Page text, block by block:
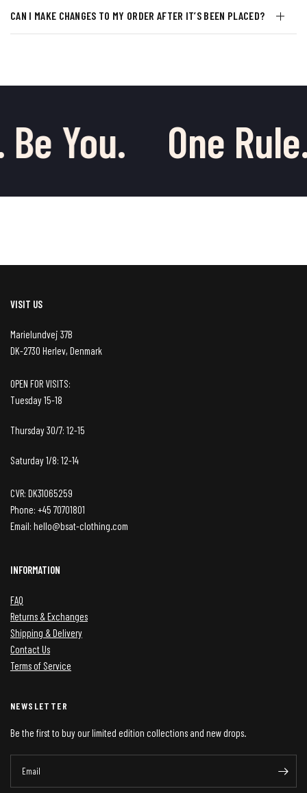
CAN I MAKE CHANGES TO MY ORDER AFTER IT’S BEEN PLACED?
You. One
VISIT US
Marielundvej 37B
DK-2730 Herlev, Denmark
OPEN FOR VISITS:
Tuesday 15-18
Thursday 30/7: 12-15
Saturday 1/8: 12-14
CVR: DK31065259
Phone: +45 70701801
Email: hello@bsat-clothing.com
INFORMATION
FAQ
Returns & Exchanges
Shipping & Delivery
Contact Us
Terms of Service
NEWSLETTER
Be the first to buy our limited edition collections and new drops.
Email